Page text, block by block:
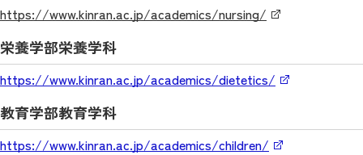
https://www.kinran.ac.jp/academics/nursing/
栄養学部栄養学科
https://www.kinran.ac.jp/academics/dietetics/
教育学部教育学科
https://www.kinran.ac.jp/academics/children/